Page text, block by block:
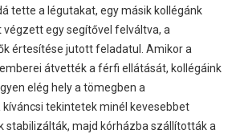
tette a légutakat, egy másik kollégánk
egy segítővel felváltva, a
értesítése jutott feladatul. Amikor a
átvették a férfi ellátását, kollégáink
elég hely a tömegben a
kíváncsi tekintetek minél kevesebbet
stabilizálták, majd kórházba szállították a